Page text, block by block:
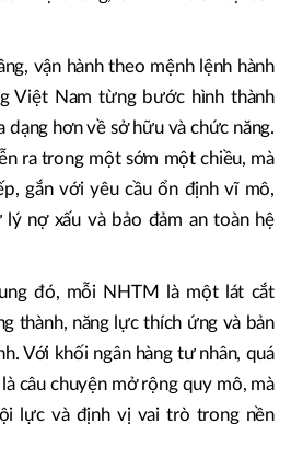
thống tài chính - ngân hàng nổi
ứng dòng vốn đến các lĩnh vực
của Đảng và Chính phủ mà còn
hệ thống, an ninh tiền tệ đất
vận hành theo mệnh lệnh hành
Việt Nam từng bước hình thành
ra trong một sớm một chiều, mà
gắn với yêu cầu ổn định vĩ mô,
lý nợ xấu và bảo đảm an toàn hệ
đó, mỗi NHTM là một lát cắt